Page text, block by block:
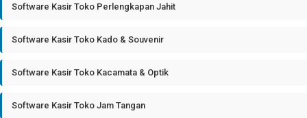
Software Kasir Toko Perlengkapan Jahit
Software Kasir Toko Kado & Souvenir
Software Kasir Toko Kacamata & Optik
Software Kasir Toko Jam Tangan